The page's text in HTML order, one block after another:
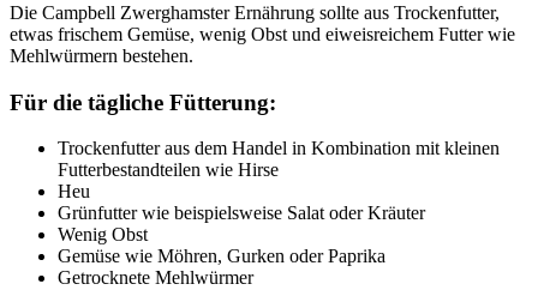
Die Campbell Zwerghamster Ernährung sollte aus Trockenfutter,
etwas frischem Gemüse, wenig Obst und eiweisreichem Futter wie
Mehlwürmern bestehen.
Für die tägliche Fütterung:
Trockenfutter aus dem Handel in Kombination mit kleinen
Futterbestandteilen wie Hirse
Heu
Grünfutter wie beispielsweise Salat oder Kräuter
Wenig Obst
Gemüse wie Möhren, Gurken oder Paprika
Getrocknete Mehlwürmer